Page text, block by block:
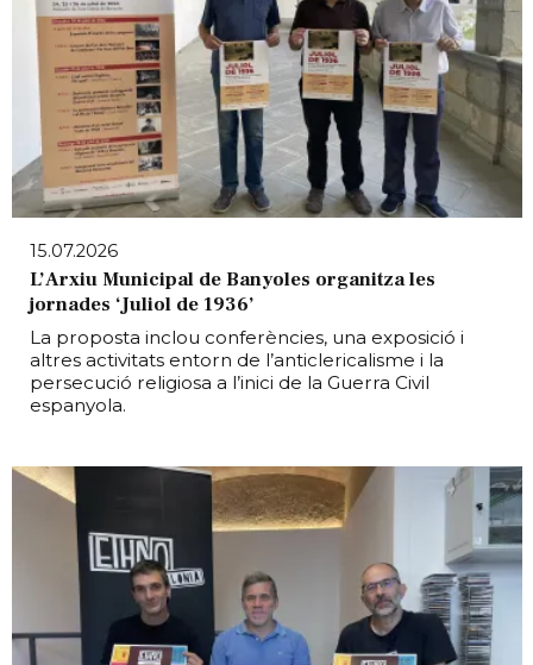
15.07.2026
L’Arxiu Municipal de Banyoles organitza les
jornades ‘Juliol de 1936’
La proposta inclou conferències, una exposició i
altres activitats entorn de l’anticlericalisme i la
persecució religiosa a l’inici de la Guerra Civil
espanyola.